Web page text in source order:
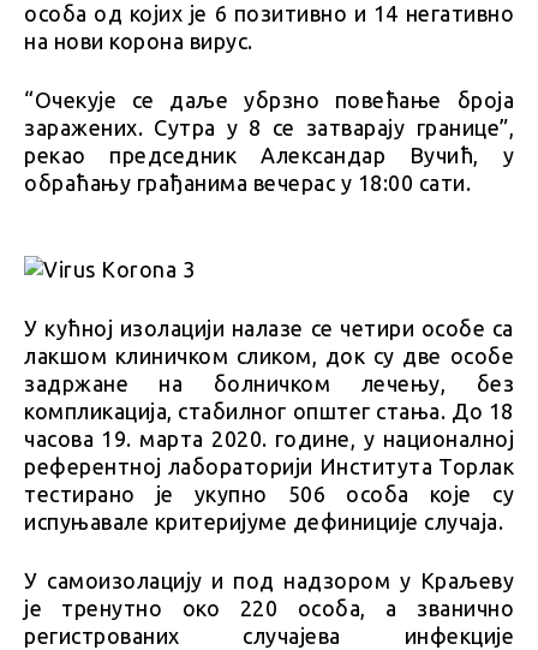
особа од којих је 6 позитивно и 14 негативно
на нови корона вирус.
“Очекује се даље убрзно повећање броја
заражених. Сутра у 8 се затварају границе”,
рекао председник Александар Вучић, у
обраћању грађанима вечерас у 18:00 сати.
У кућној изолацији налазе се четири особе са
лакшом клиничком сликом, док су две особе
задржане на болничком лечењу, без
компликација, стабилног општег стања. До 18
часова 19. марта 2020. године, у националној
референтној лабораторији Института Торлак
тестирано је укупно 506 особа које су
испуњавале критеријуме дефиниције случаја.
У самоизолацију и под надзором у Краљеву
је тренутно око 220 особа, а званично
регистрованих случајева инфекције